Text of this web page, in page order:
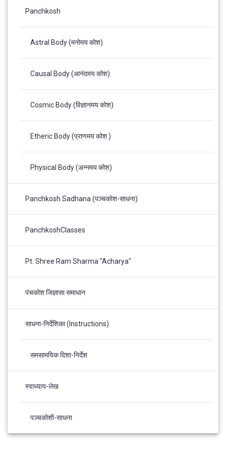
Panchkosh
Astral Body (मनोमय कोश)
Causal Body (आनंदमय कोश)
Cosmic Body (विज्ञानमय कोश)
Etheric Body (प्राणमय कोश )
Physical Body (अन्नमय कोश)
Panchkosh Sadhana (पञ्चकोश-साधना)
PanchkoshClasses
Pt. Shree Ram Sharma "Acharya"
पंचकोश जिज्ञासा समाधान
साधना-निर्देशिका (Instructions)
समसामयिक दिशा-निर्देश
स्वाध्याय-लेख
पञ्चकोशी-साधना